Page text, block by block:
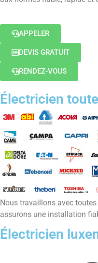
APPELER
DEVIS GRATUIT
RENDEZ-VOUS
Électricien
Nous travaillons avec
assurons une installation
Électricien